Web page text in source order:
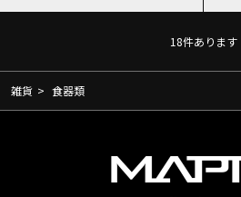
18件あります
雑貨 > 食器類